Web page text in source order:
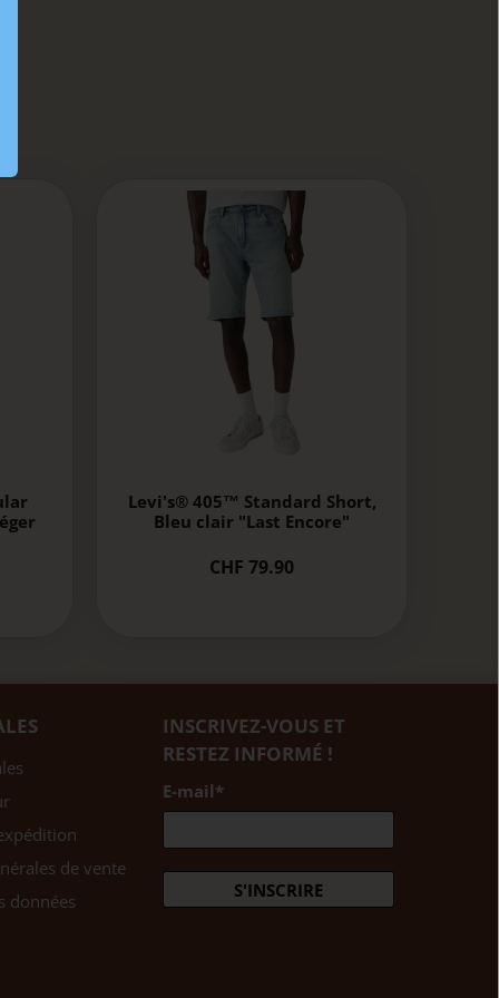
Levi's® 405™ Standard Short,
Bleu clair "Last Encore"
CHF 79.90
de vente
données
INSCRIVEZ-VOUS ET
RESTEZ INFORMÉ !
E-mail*
S'INSCRIRE